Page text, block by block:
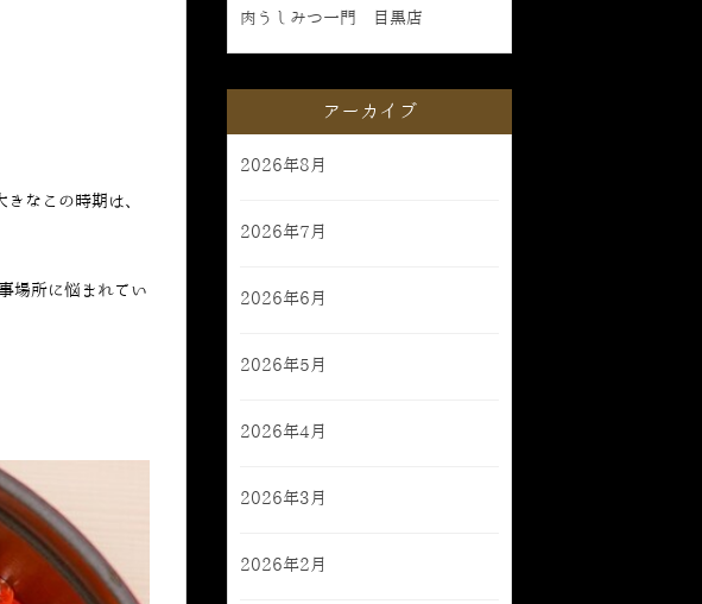
なこの時期は、
場所に悩まれてい
肉うしみつ一門 目黒店
アーカイブ
2026年8月
2026年7月
2026年6月
2026年5月
2026年4月
2026年3月
2026年2月